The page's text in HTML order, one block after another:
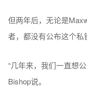
但两年后，无论是
者，都没有公布这个私
“几年来，我们一直想
Bishop说。